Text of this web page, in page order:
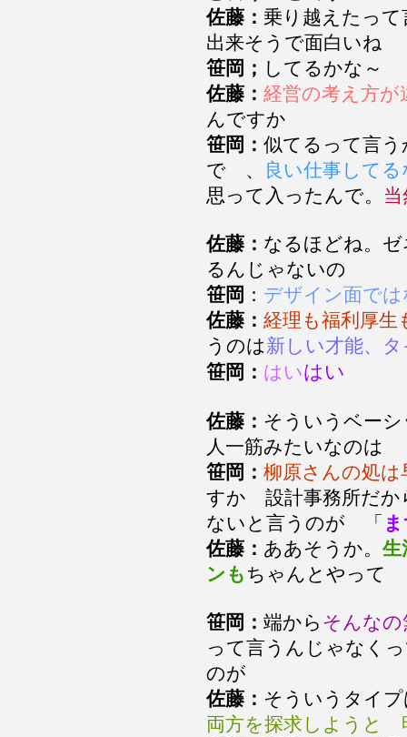
佐藤： 乗り越えたっ
出来そうで面白いね
笹岡； してるかな～
佐藤： 経営の考え方が
んですか
笹岡： 似てるって言
で 、
良い仕事してる
思って入ったんで。
佐藤： なるほどね。
るんじゃないの
笹岡 ： デザイン面で
佐藤： 経理も福利厚生
うのは新しい才能、
笹岡： はいはい
佐藤： そういうベー
人一筋みたいなのは
笹岡： 柳原さんの処
すか 設計事務所だ
ないと言うのが 「
佐藤： ああそうか。 生
ンも ちゃんとやって
笹岡： 端から そんな
って言うんじゃなく
のが
佐藤： そういうタイ
両方を探求しようと